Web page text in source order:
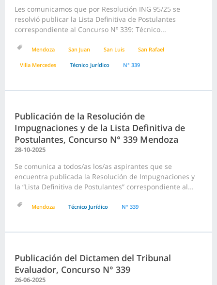
Les comunicamos que por Resolución ING 95/25 se
resolvió publicar la Lista Definitiva de Postulantes
correspondiente al Concurso Nº 339: Técnico...
Mendoza San Juan San Luis San Rafael
Villa Mercedes Técnico Jurídico N° 339
Publicación de la Resolución de
Impugnaciones y de la Lista Definitiva de
Postulantes, Concurso N° 339 Mendoza
28-10-2025
Se comunica a todos/as los/as aspirantes que se
encuentra publicada la Resolución de Impugnaciones y
la “Lista Definitiva de Postulantes” correspondiente al...
Mendoza Técnico Jurídico N° 339
Publicación del Dictamen del Tribunal
Evaluador, Concurso N° 339
26-06-2025